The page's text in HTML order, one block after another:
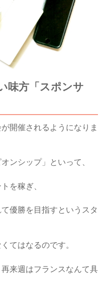
味方「スポンサ
開催されるようになりま
ンシップ」といって、
を稼ぎ、
優勝を目指すというスタ
てはなるのです。
来週はフランスなんて具